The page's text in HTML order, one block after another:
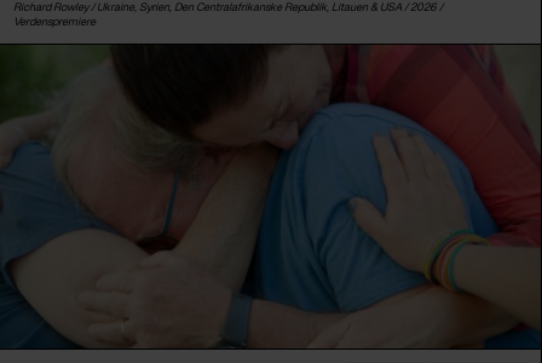
Richard Rowley / Ukraine Syrien Den Centralafrikanske Republik Litauen & USA / 2026 /
Verdenspremiere